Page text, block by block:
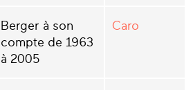
Berger à son
compte de 1963
à 2005
Caro